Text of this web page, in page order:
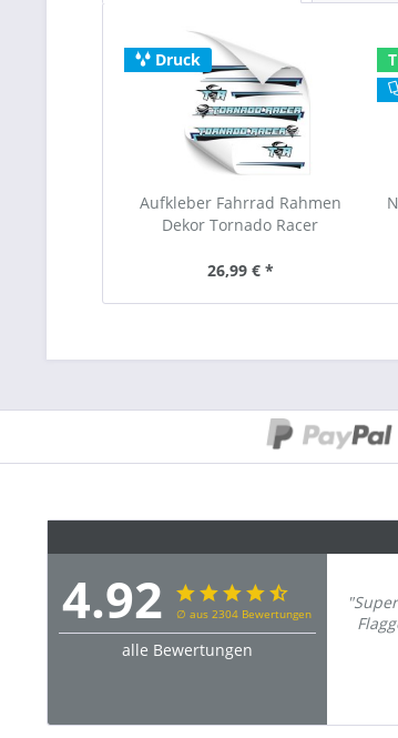
Druck
Aufkleber Fahrrad Rahmen
Dekor Tornado Racer
26,99 € *
4.92∅ aus 2304 Bewertungen
alle Bewertungen